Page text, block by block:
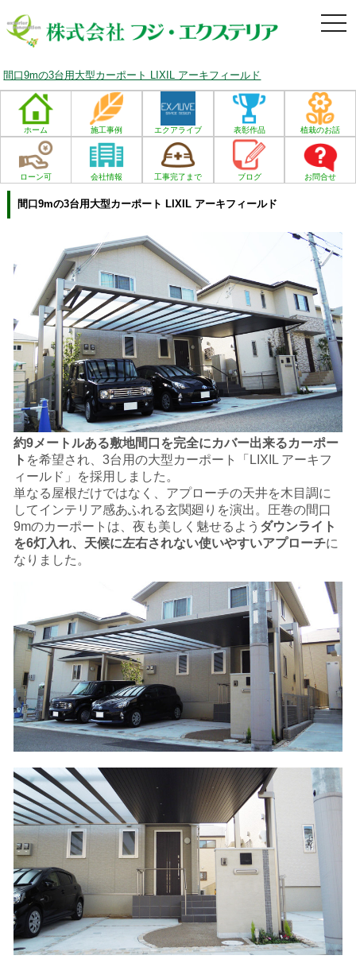
間口9mの3台用大型カーポート LIXIL アーキフィールド
ホーム 施工事例 エクアライブ 表彰作品 植栽のお話
ローン可 会社情報 工事完了まで ブログ お問合せ
間口9mの3台用大型カーポート LIXIL アーキフィールド
約9メートルある敷地間口を完全にカバー出来るカーポー
ト を希望され、3台用の大型カーポート「 LIXIL アーキフ
ィールド」を採用しました。
単なる屋根だけではなく、アプローチの天井を木目調に
してインテリア感あふれる玄関廻りを演出。 圧巻の間口
9mのカーポートは、夜も美しく魅せるよう ダウンライト
を6灯入れ、 天候に左右されない使いやすいアプローチに
なりました。